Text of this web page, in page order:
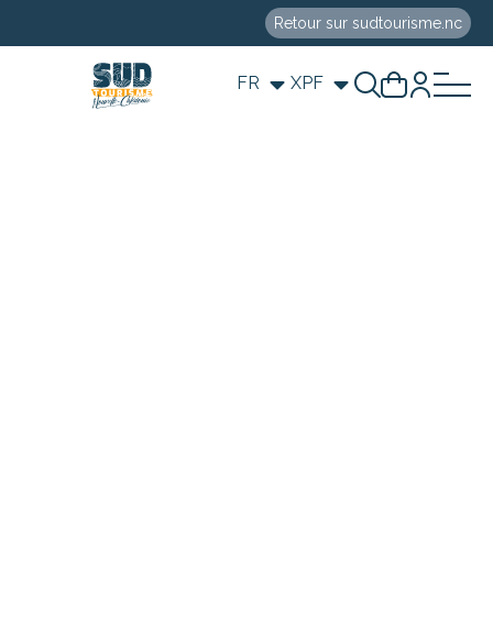
Retour sur sudtourisme.nc
FR XPF